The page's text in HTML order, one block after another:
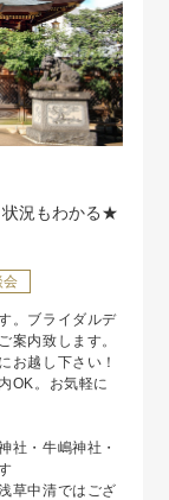
状況もわかる★
会
。ブライダルデ
案内致します。
お越し下さい！
OK。お気軽に
社・牛嶋神社・
草中清ではござ